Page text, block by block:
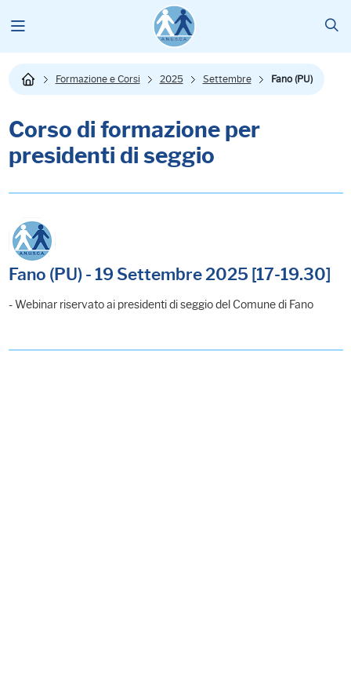
Formazione e Corsi 2025 Settembre Fano (PU)
Corso di formazione per
presidenti di seggio
Fano (PU) - 19 Settembre 2025 [17-19.30]
- Webinar riservato ai presidenti di seggio del Comune di Fano